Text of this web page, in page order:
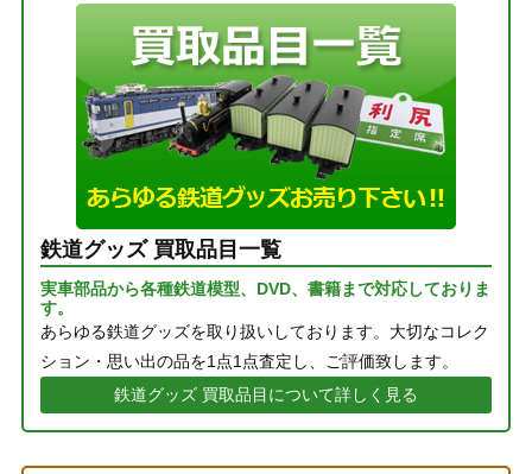
鉄道グッズ 買取品目一覧
実車部品から各種鉄道模型、DVD、書籍まで対応しておりま
す。
あらゆる鉄道グッズを取り扱いしております。大切なコレク
ション・思い出の品を1点1点査定し、ご評価致します。
鉄道グッズ 買取品目について詳しく見る